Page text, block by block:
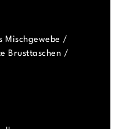
Mischgewebe /
Brusttaschen /